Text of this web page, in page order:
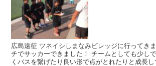
広島遠征 ツネイシしまなみビレッジに行ってき
チでサッカーできました！ チームとしても少し
くパスを繋げたり良い形で点がとれたりと成長し